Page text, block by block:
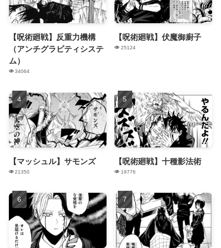
【呪術廻戦】反重力機構
（アンチグラビティシステ
ム）
34064
【呪術廻戦】伏魔御廚子
25124
【マッシュル】サモンズ
21350
【呪術廻戦】十種影法術
19776